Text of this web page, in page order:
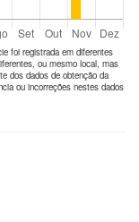
foi registrada em diferentes
ou mesmo local, mas
dos dados de obtenção da
ou incorreções nestes dados